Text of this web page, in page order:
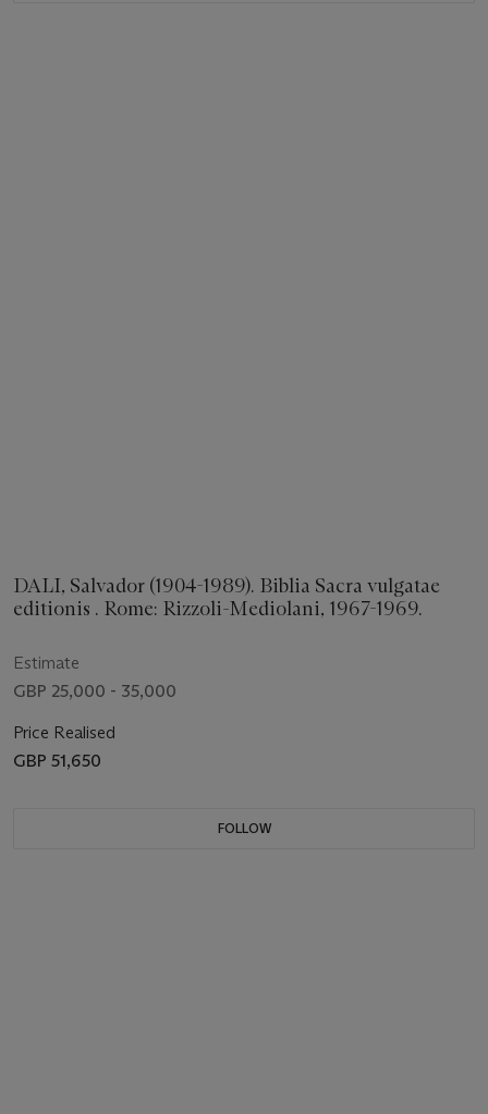
DALI, Salvador (1904-1989). Biblia Sacra vulgatae
editionis . Rome: Rizzoli-Mediolani, 1967-1969.
Estimate
GBP 25,000 - 35,000
Price Realised
GBP 51,650
FOLLOW